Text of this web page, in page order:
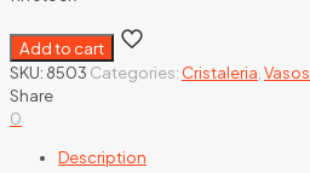
Add to cart
SKU: 8503 Categories: Cristaleria Vasos
Share
0
Description